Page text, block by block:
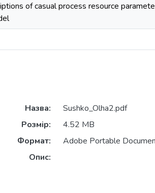
of casual process resource
Назва:
Sushko_Olha2.pdf
Розмір:
4.52 MB
Формат:
Adobe Portable
Опис: